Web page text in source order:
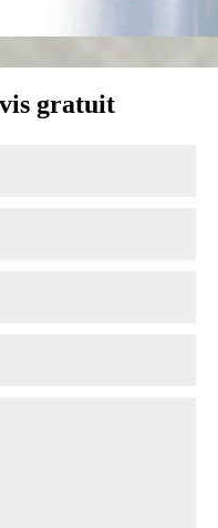
gratuit